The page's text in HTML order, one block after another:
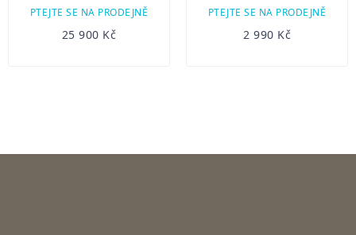
PTEJTE SE NA PRODEJNĚ
25 900 Kč
PTEJTE SE NA PRODEJNĚ
2 990 Kč